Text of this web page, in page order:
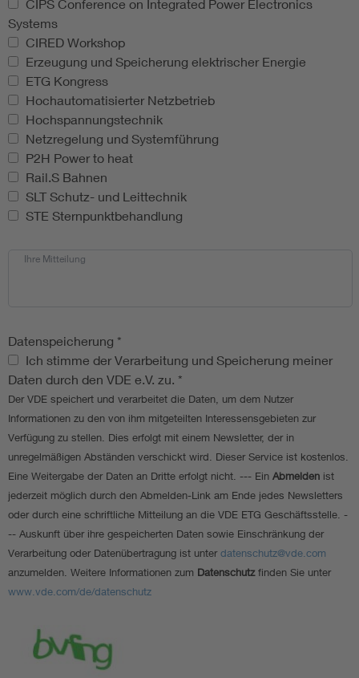
CIPS Conference on Integrated Power Electronics
Systems
CIRED Workshop
Erzeugung und Speicherung elektrischer Energie
ETG Kongress
Hochautomatisierter Netzbetrieb
Hochspannungstechnik
Netzregelung und Systemführung
P2H Power to heat
Rail.S Bahnen
SLT Schutz- und Leittechnik
STE Sternpunktbehandlung
Ihre Mitteilung
Datenspeicherung *
Datenspeicherung
Ich stimme der Verarbeitung und Speicherung meiner
Daten durch den VDE e.V. zu. *
Der VDE speichert und verarbeitet die Daten, um dem Nutzer
Informationen zu den von ihm mitgeteilten Interessensgebieten zur
Verfügung zu stellen. Dies erfolgt mit einem Newsletter, der in
unregelmäßigen Abständen verschickt wird. Dieser Service ist kostenlos.
Eine Weitergabe der Daten an Dritte erfolgt nicht. --- Ein Abmelden ist
jederzeit möglich durch den Abmelden-Link am Ende jedes Newsletters
oder durch eine schriftliche Mitteilung an die VDE ETG Geschäftsstelle. -
-- Auskunft über ihre gespeicherten Daten sowie Einschränkung der
Verarbeitung oder Datenübertragung ist unterdatenschutz@vde.com
anzumelden. Weitere Informationen zum Datenschutzfinden Sie unter
www.vde.com/de/datenschutz